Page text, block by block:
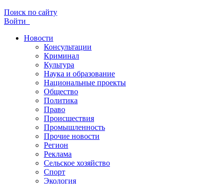
Поиск по сайту
Войти
Новости
Консультации
Криминал
Культура
Наука и образование
Национальные проекты
Общество
Политика
Право
Происшествия
Промышленность
Прочие новости
Регион
Реклама
Сельское хозяйство
Спорт
Экология